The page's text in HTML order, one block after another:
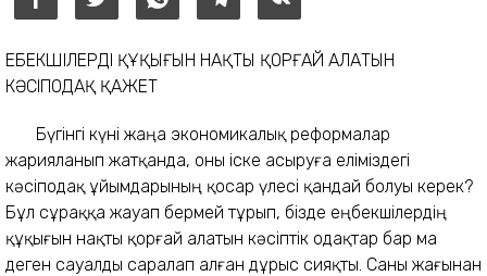
ЕҢБЕКШІЛЕРДІҢ ҚҰҚЫҒЫН НАҚТЫ ҚОРҒАЙ АЛАТЫН
КӘСІПОДАҚ ҚАЖЕТ
Бүгінгі күні жаңа экономикалық реформалар
жарияланып жатқанда, оны іске асыруға еліміздегі
кәсіподақ ұйымдарының қосар үлесі қандай болуы керек?
Бұл сұраққа жауап бермей тұрып, бізде еңбекшілердің
құқығын нақты қорғай алатын кәсіптік одақтар бар ма
деген сауалды саралап алған дұрыс сияқты. Саны жағынан